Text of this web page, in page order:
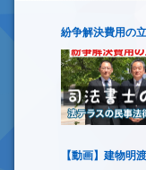
紛争解決費用の
【動画】建物明